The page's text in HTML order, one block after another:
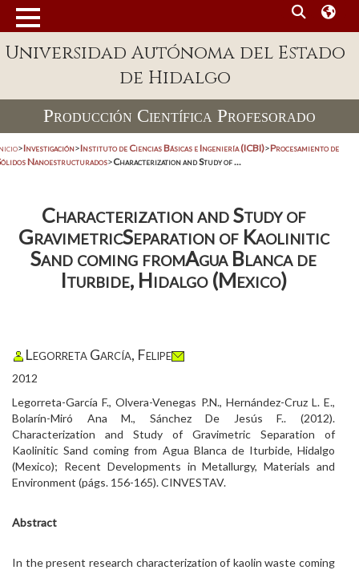
Universidad Autónoma del Estado
de Hidalgo
Producción Científica Profesorado
>Investigación>Instituto de Ciencias Básicas e Ingeniería (ICBI)>Procesamiento de
Nanoestructurados>Characterization and Study of ...
Characterization and Study of
GravimetricSeparation of Kaolinitic
Sand coming fromAgua Blanca de
Iturbide, Hidalgo (Mexico)
Legorreta García, Felipe
2012
Legorreta-García F., Olvera-Venegas P.N., Hernández-Cruz L. E.,
Bolarín-Miró Ana M., Sánchez De Jesús F.. (2012).
Characterization and Study of Gravimetric Separation of
Kaolinitic Sand coming from Agua Blanca de Iturbide, Hidalgo
(Mexico); Recent Developments in Metallurgy, Materials and
Environment (págs. 156-165). CINVESTAV.
Abstract
In the present research characterization of kaolin waste coming